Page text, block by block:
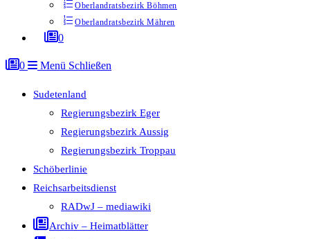
Oberlandratsbezirk Böhmen
Oberlandratsbezirk Mähren
0
0 Menü Schließen
Sudetenland
Regierungsbezirk Eger
Regierungsbezirk Aussig
Regierungsbezirk Troppau
Schöberlinie
Reichsarbeitsdienst
RADwJ – mediawiki
Archiv – Heimatblätter